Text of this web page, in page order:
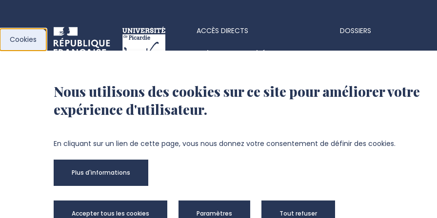
l’Université de
Picardie Jules Verne
Chemin du Thil
+33 3 22 82 72 72
ACCÈS DIRECTS
Achats & marchés
Fiche d'identité UPJV
Offres d'emploi
DOSSIERS
Espace Presse
Université de Picardie Jules Verne -
@Copyright 2024
Cookies
Nous utilisons des cookies sur ce site pour améliorer votre
expérience d'utilisateur.
En cliquant sur un lien de cette page, vous nous donnez votre consentement de définir des cookies.
Plus d'informations
Accepter tous les cookies Paramètres Tout refuser